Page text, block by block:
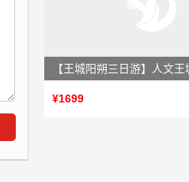
【王城阳朔三日游】人文
¥1699